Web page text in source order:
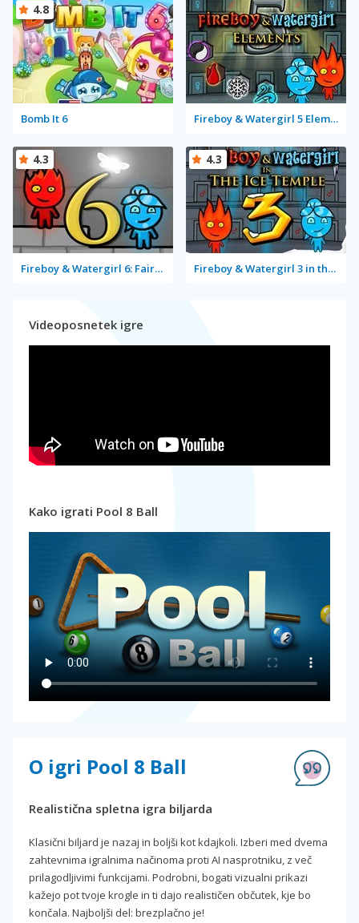
Bomb It 6
4.8
Fireboy & Watergirl 5 Elements
Fireboy & Watergirl 6: Fairy Tales
4.3
Fireboy & Watergirl 3 in the Ice Temple
4.3
Videoposnetek igre
Kako igrati Pool 8 Ball
O igri Pool 8 Ball
Realistična spletna igra biljarda
Klasični biljard je nazaj in boljši kot kdajkoli. Izberi med dvema
zahtevnima igralnima načinoma proti AI nasprotniku, z več
prilagodljivimi funkcijami. Podrobni, bogati vizualni prikazi
kažejo pot tvoje krogle in ti dajo realističen občutek, kje bo
končala. Najboljši del: brezplačno je!